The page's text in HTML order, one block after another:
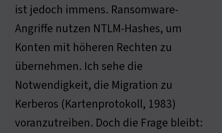
ist jedoch immens. Ransomware-
Angriffe nutzen NTLM-Hashes, um
Konten mit höheren Rechten zu
übernehmen. Ich sehe die
Notwendigkeit, die Migration zu
Kerberos (Kartenprotokoll, 1983)
voranzutreiben. Doch die Frage bleibt: